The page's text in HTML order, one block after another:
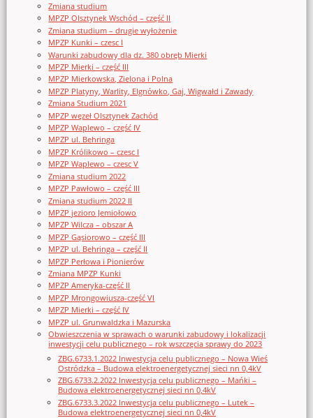
Zmiana studium
MPZP Olsztynek Wschód – część II
Zmiana studium – drugie wyłożenie
MPZP Kunki – czesc I
Warunki zabudowy dla dz. 380 obręb Mierki
MPZP Mierki – część III
MPZP Mierkowska, Zielona i Polna
MPZP Platyny, Warlity, Elgnówko, Gaj, Wigwałd i Zawady
Zmiana Studium 2021
MPZP węzeł Olsztynek Zachód
MPZP Waplewo – część IV
MPZP ul. Behringa
MPZP Królikowo – czesc I
MPZP Waplewo – czesc V
Zmiana studium 2022
MPZP Pawłowo – część III
Zmiana studium 2022 II
MPZP jezioro Jemiołowo
MPZP Wilcza – obszar A
MPZP Gąsiorowo – część III
MPZP ul. Behringa – część II
MPZP Perłowa i Pionierów
Zmiana MPZP Kunki
MPZP Ameryka-część II
MPZP Mrongowiusza-część VI
MPZP Mierki – część IV
MPZP ul. Grunwaldzka i Mazurska
Obwieszczenia w sprawach o warunki zabudowy i lokalizacji
inwestycji celu publicznego – rok wszczęcia sprawy do 2023
ZBG.6733.1.2022 Inwestycja celu publicznego – Nowa Wieś
Ostródzka – Budowa elektroenergetycznej sieci nn 0,4kV
ZBG.6733.2.2022 Inwestycja celu publicznego – Mańki –
Budowa elektroenergetycznej sieci nn 0,4kV
ZBG.6733.3.2022 Inwestycja celu publicznego – Lutek –
Budowa elektroenergetycznej sieci nn 0,4kV